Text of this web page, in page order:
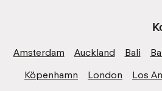
Amsterdam Auckland Bali
Köpenhamn
London Los